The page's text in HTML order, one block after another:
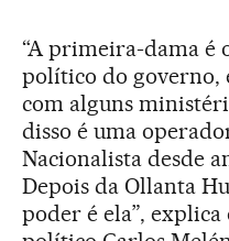
“A primeira-dama
político do governo,
com alguns
disso é uma
Nacionalista desde
Depois da Ollanta
poder é ela”,